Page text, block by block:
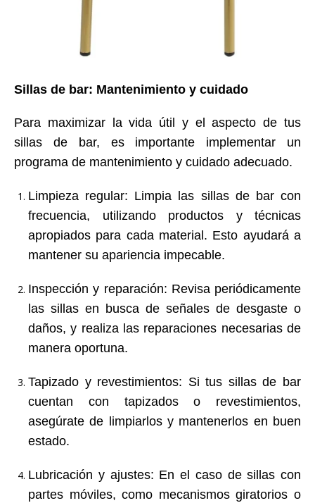
Sillas de bar: Mantenimiento y cuidado
Para maximizar la vida útil y el aspecto de tus
sillas de bar, es importante implementar un
programa de mantenimiento y cuidado adecuado.
Limpieza regular: Limpia las sillas de bar con
frecuencia, utilizando productos y técnicas
apropiados para cada material. Esto ayudará a
mantener su apariencia impecable.
Inspección y reparación: Revisa periódicamente
las sillas en busca de señales de desgaste o
daños, y realiza las reparaciones necesarias de
manera oportuna.
Tapizado y revestimientos: Si tus sillas de bar
cuentan con tapizados o revestimientos,
asegúrate de limpiarlos y mantenerlos en buen
estado.
Lubricación y ajustes: En el caso de sillas con
partes móviles, como mecanismos giratorios o